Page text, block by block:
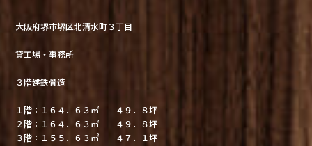
大阪府堺市堺区北清水町３丁目
貸工場・事務所
３階建鉄骨造
１階：１６４．６３㎡ ４９．８坪
２階：１６４．６３㎡ ４９．８坪
３階：１５５．６３㎡ ４７．１坪